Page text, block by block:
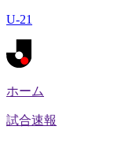
U-21
ホーム
試合速報